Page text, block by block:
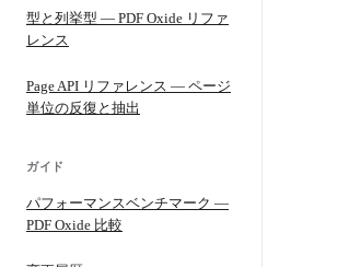
型と列挙型 — PDF Oxide リファ
レンス
Page API リファレンス — ページ
単位の反復と抽出
ガイド
パフォーマンスベンチマーク —
PDF Oxide 比較